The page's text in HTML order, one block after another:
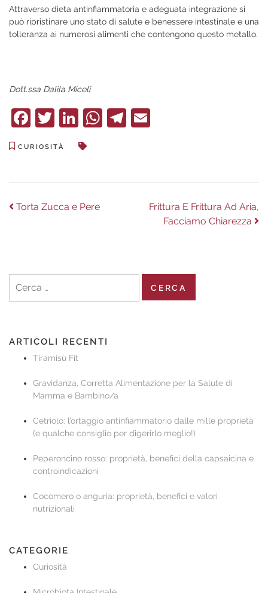
Attraverso dieta antinfiammatoria e adeguata integrazione si
può ripristinare uno stato di salute e benessere intestinale e una
tolleranza ai numerosi alimenti che contengono questo metallo.
Dott.ssa Dalila Miceli
Facebook
Twitter
LinkedIn
WhatsApp
Telegram
CURIOSITÀ
Navigazione
Previous
Torta Zucca e Pere
Next
post:
Frittura E Frittura Ad Aria,
Facciamo Chiarezza
per:
ARTICOLI RECENTI
Tiramisù Fit
Gravidanza, Corretta Alimentazione per la Salute di
Mamma e Bambino/a
Cetriolo: l’ortaggio antinfiammatorio dalle mille proprietà
(e qualche consiglio per digerirlo meglio!)
Peperoncino rosso: proprietà, benefici della capsaicina e
controindicazioni
Cocomero o anguria: proprietà, benefici e valori
nutrizionali
CATEGORIE
Curiosità